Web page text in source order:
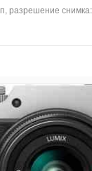
разрешение